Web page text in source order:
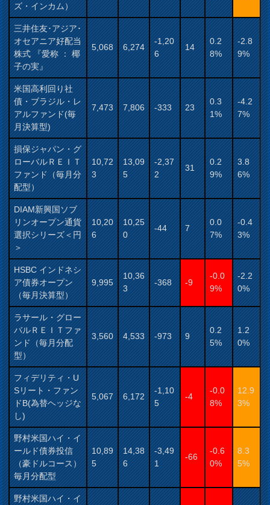
ズ・インカム）
三井住友･アジア･
オセアニア好配当
株式 『愛称 ： 椰
子の実』
5,068 6,274
-1,20
6
14
0.2
8%
-2.8
9%
米国高利回り社
債・ブラジル・レ
アルファンド(毎
月決算型)
7,473 7,806 -333 23
0.3
1%
-4.2
7%
損保ジャパン・グ
ローバルＲＥＩＴ
ファンド（毎月分
配型）
10,72
3
13,09
5
-2,37
2
31
0.2
9%
3.8
6%
DIAM新興国ソブ
リンオープン通貨
選択シリーズ＜円
＞
10,20
6
10,25
0
-44 7
0.0
7%
-0.4
3%
HSBC インドネシ
ア債券オープン
（毎月決算型）
9,995
10,36
3
-368 -9
-0.0
9%
-2.2
0%
ラサール・グロー
バルＲＥＩＴファ
ンド（毎月分配
型）
3,560 4,533 -973 9
0.2
5%
1.2
0%
フィデリティ・U
Sリート・ファン
ドB(為替ヘッジな
し)
5,067 6,172
-1,10
5
-4
-0.0
8%
12.9
3%
野村米国ハイ・イ
ールド債券投信
（豪ドルコース）
毎月分配型
10,89
5
14,38
6
-3,49
1
-66
-0.6
0%
8.3
5%
野村米国ハイ・イ